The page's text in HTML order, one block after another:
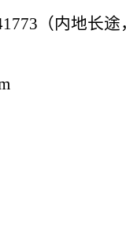
（内地长途